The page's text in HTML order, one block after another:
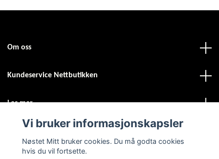
Om oss
Kundeservice Nettbutikken
Les mer
Vi bruker informasjonskapsler
Nøstet Mitt bruker cookies. Du må godta cookies
hvis du vil fortsette.